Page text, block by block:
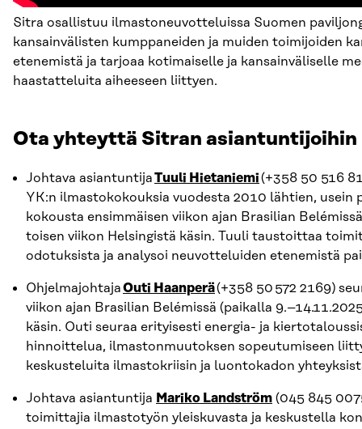
Sitra osallistuu ilmastoneuvotteluissa Suomen
kansainvälisten kumppaneiden ja muiden toimijoiden
etenemistä ja tarjoaa kotimaiselle ja kansainväliselle
haastatteluita aiheeseen liittyen.
Ota yhteyttä Sitran asiantuntijoihin
Johtava asiantuntijaTuuli Hietaniemi(+358 50 516
YK:n ilmastokokouksia vuodesta 2010 lähtien, usein
kokousta ensimmäisen viikon ajan Brasilian
toisen viikon Helsingistä käsin. Tuuli taustoittaa
odotuksista ja analysoi neuvotteluiden etenemistä
OhjelmajohtajaOuti Haanperä(+358 50 572 2169)
viikon ajan Brasilian Belémissä (paikalla
käsin. Outi seuraa erityisesti energia- ja
hinnoittelua, ilmastonmuutoksen sopeutumiseen
keskusteluita ilmastokriisin ja luontokadon
Johtava asiantuntija Mariko Landström (045 845
toimittajia ilmastotyön yleiskuvasta ja keskustella